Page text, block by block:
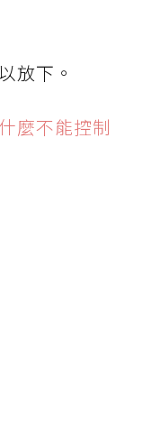
放下。
麼不能控制